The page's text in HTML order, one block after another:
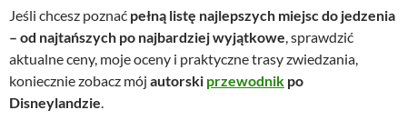
Jeśli chcesz poznać pełną listę najlepszych miejsc do jedzenia
– od najtańszych po najbardziej wyjątkowe , sprawdzić
aktualne ceny, moje oceny i praktyczne trasy zwiedzania,
koniecznie zobacz mój autorski przewodnik po
Disneylandzie